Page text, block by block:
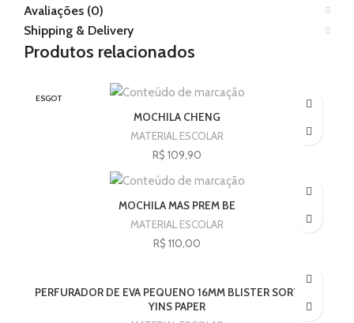
Avaliações (0)
Shipping & Delivery
Produtos relacionados
ESGOT
MOCHILA CHENG
MATERIAL ESCOLAR
R$ 109,90
MOCHILA MAS PREM BE
MATERIAL ESCOLAR
R$ 110,00
PERFURADOR DE EVA PEQUENO 16MM BLISTER SORTIDO
YINS PAPER